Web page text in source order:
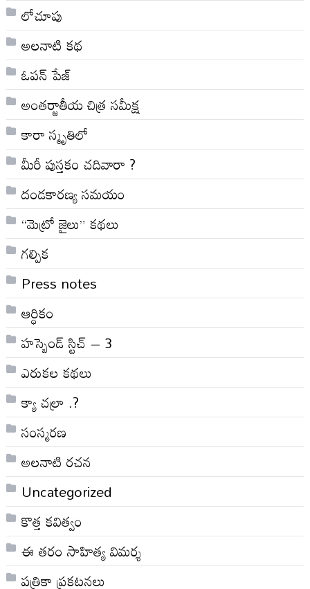
లోచూపు
అల‌నాటి క‌థ‌
ఓపన్ పేజ్
అంతర్జాతీయ చిత్ర సమీక్ష
కారా స్మృతిలో
మీరీ పుస్తకం చదివారా ?
దండకారణ్య సమయం
“మెట్రో జైలు” కథలు
గల్పిక
Press notes
ఆర్ధికం
హస్బెండ్ స్టిచ్ – 3
ఎరుకల కథలు
క్యా చల్రా .?
సంస్మరణ
అలనాటి రచన
Uncategorized
కొత్త కవిత్వం
ఈ తరం సాహిత్య విమర్శ
పత్రికా ప్రకటనలు